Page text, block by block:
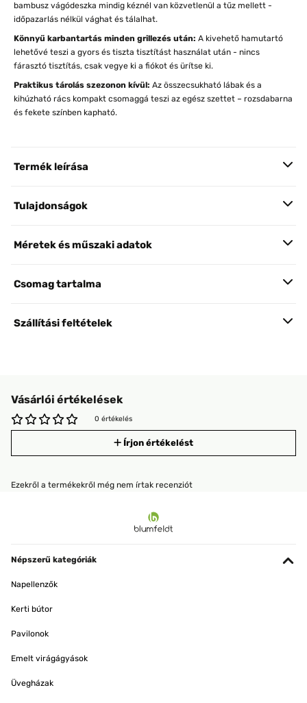
bambusz vágódeszka mindig kéznél van közvetlenül a tűz mellett -
időpazarlás nélkül vághat és tálalhat.
Könnyű karbantartás minden grillezés után: A kivehető hamutartó
lehetővé teszi a gyors és tiszta tisztítást használat után - nincs
fárasztó tisztítás, csak vegye ki a fiókot és ürítse ki.
Praktikus tárolás szezonon kívül: Az összecsukható lábak és a
kihúzható rács kompakt csomaggá teszi az egész szettet – rozsdabarna
és fekete színben kapható.
Termék leírása
Tulajdonságok
Méretek és műszaki adatok
Csomag tartalma
Szállítási feltételek
Vásárlói értékelések
0 értékelés
Írjon értékelést
Ezekről a termékekről még nem írtak recenziót
Népszerű kategóriák
Napellenzők
Kerti bútor
Pavilonok
Emelt virágágyások
Üvegházak